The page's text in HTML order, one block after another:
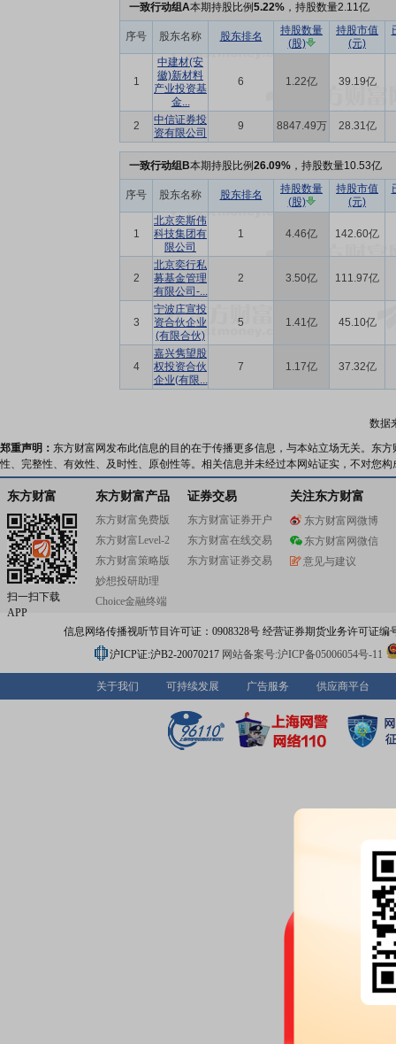
一致行动组A本期持股比例5.22% ，持股数量2.11亿
序号 股东名称 股东排名
持股数量
(股)
持股市值
(元)
1
中建材(安
徽)新材料
产业投资基
金...
6 1.22亿 39.19亿
2
中信证券投
资有限公司
9 8847.49万 28.31亿
一致行动组B本期持股比例26.09% ，持股数量10.53亿
序号 股东名称 股东排名
持股数量
(股)
持股市值
(元)
1
北京奕斯伟
科技集团有
限公司
1 4.46亿 142.60亿
2
北京奕行私
募基金管理
有限公司-...
2 3.50亿 111.97亿
3
宁波庄宣投
资合伙企业
(有限合伙)
5 1.41亿 45.10亿
4
嘉兴隽望股
权投资合伙
企业(有限...
7 1.17亿 37.32亿
数据
郑重声明： 东方财富网发布此信息的目的在于传播更多信息，与本站立场无关。东
性、完整性、有效性、及时性、原创性等。相关信息并未经过本网站证实，不对您
东方财富
扫一扫下载
APP
东方财富产品
东方财富免费版
东方财富Level-2
东方财富策略版
妙想投研助理
Choice金融终端
证券交易
东方财富证券开户
东方财富在线交易
东方财富证券交易
关注东方财富
东方财富网微博
东方财富网微信
意见与建议
信息网络传播视听节目许可证：0908328号 经营证券期货业务许可证编
沪ICP证:沪B2-20070217 网站备案号:沪ICP备05006054号-11
关于我们 可持续发展 广告服务 供应商平台